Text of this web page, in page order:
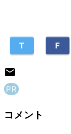
T F
PR
コメント